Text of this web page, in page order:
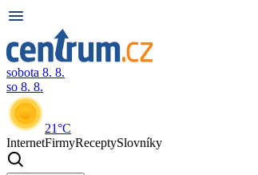
sobota 8. 8.
so 8. 8.
21°C
InternetFirmyReceptySlovníky